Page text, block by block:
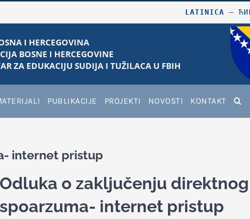
LATINICA –
I HERCEGOVINA
BOSNE I HERCEGOVINE
ZA EDUKACIJU SUDIJA I TUŽILACA U FBIH
PUBLIKACIJE PROJEKTI NOVOSTI KONTAKT
internet pristup
Odluka o zaključenju direktnog
spoarzuma- internet pristup